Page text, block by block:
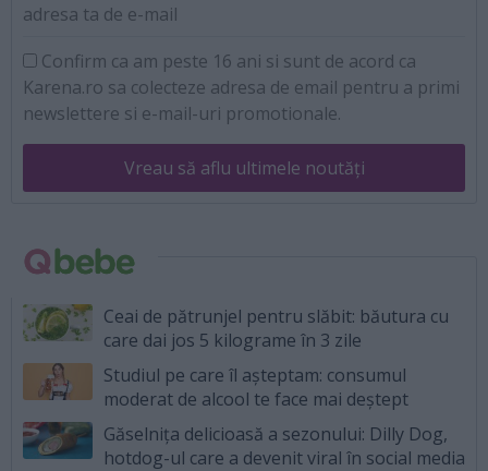
adresa ta de e-mail
Confirm ca am peste 16 ani si sunt de acord ca
Karena.ro sa colecteze adresa de email pentru a primi
newslettere si e-mail-uri promotionale.
Vreau să aflu ultimele noutăți
Ceai de pătrunjel pentru slăbit: băutura cu
care dai jos 5 kilograme în 3 zile
Studiul pe care îl așteptam: consumul
moderat de alcool te face mai deștept
Găselnița delicioasă a sezonului: Dilly Dog,
hotdog-ul care a devenit viral în social media